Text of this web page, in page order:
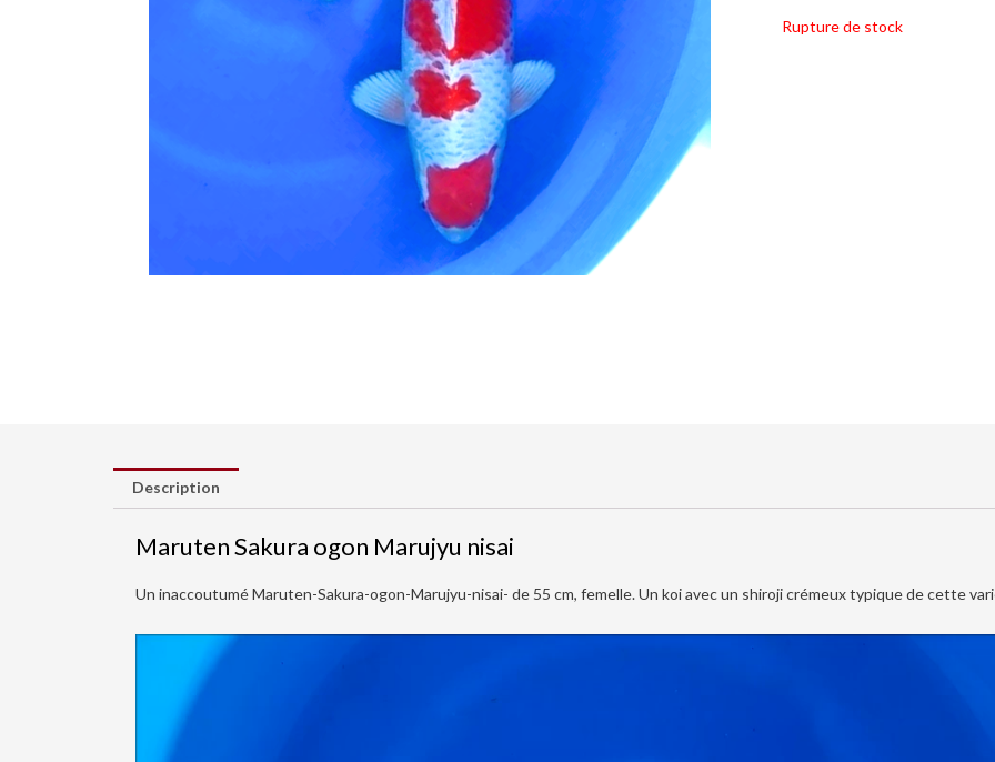
Rupture de stock
Description
Maruten Sakura ogon Marujyu nisai
Un inaccoutumé Maruten-Sakura-ogon-Marujyu-nisai- de 55 cm, femelle. Un koi avec un shiroji crémeux typique de cette